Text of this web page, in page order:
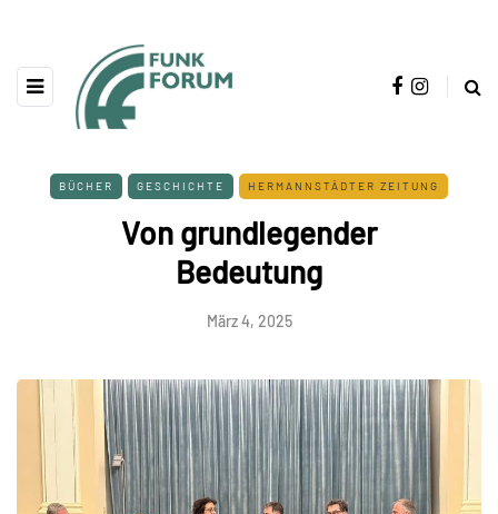
BÜCHER GESCHICHTE HERMANNSTÄDTER ZEITUNG
Von grundlegender
Bedeutung
März 4, 2025